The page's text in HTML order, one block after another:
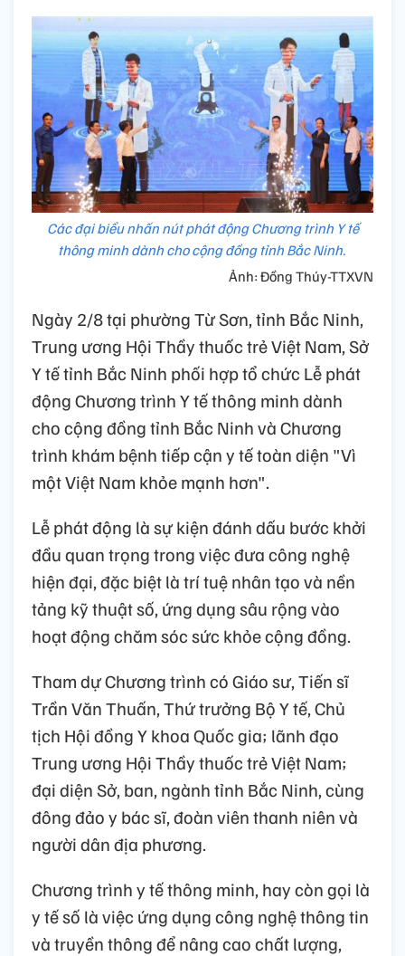
Các đại biểu nhấn nút phát động Chương trình Y tế
thông minh dành cho cộng đồng tỉnh Bắc Ninh.
Ảnh: Đồng Thúy-TTXVN
Ngày 2/8 tại phường Từ Sơn, tỉnh Bắc Ninh,
Trung ương Hội Thầy thuốc trẻ Việt Nam, Sở
Y tế tỉnh Bắc Ninh phối hợp tổ chức Lễ phát
động Chương trình Y tế thông minh dành
cho cộng đồng tỉnh Bắc Ninh và Chương
trình khám bệnh tiếp cận y tế toàn diện "Vì
một Việt Nam khỏe mạnh hơn".
Lễ phát động là sự kiện đánh dấu bước khởi
đầu quan trọng trong việc đưa công nghệ
hiện đại, đặc biệt là trí tuệ nhân tạo và nền
tảng kỹ thuật số, ứng dụng sâu rộng vào
hoạt động chăm sóc sức khỏe cộng đồng.
Tham dự Chương trình có Giáo sư, Tiến sĩ
Trần Văn Thuấn, Thứ trưởng Bộ Y tế, Chủ
tịch Hội đồng Y khoa Quốc gia; lãnh đạo
Trung ương Hội Thầy thuốc trẻ Việt Nam;
đại diện Sở, ban, ngành tỉnh Bắc Ninh, cùng
đông đảo y bác sĩ, đoàn viên thanh niên và
người dân địa phương.
Chương trình y tế thông minh, hay còn gọi là
y tế số là việc ứng dụng công nghệ thông tin
và truyền thông để nâng cao chất lượng,